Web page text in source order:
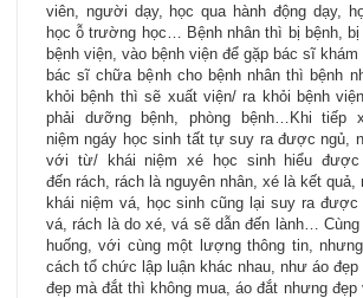
viên, người dạy, học qua hành động dạy,
học ỗ trường học… Bệnh nhân thì bị bệnh, bị
bệnh viện, vào bệnh viện để gặp bác sĩ khám
bác sĩ chữa bệnh cho bệnh nhân thì bệnh
khỏi bệnh thì sẽ xuất viện/ ra khỏi bệnh
phải dưỡng bệnh, phòng bệnh…Khi tiếp
niệm ngáy học sinh tất tự suy ra được ngủ,
với từ/ khái niệm xé học sinh hiểu
đến rách, rách là nguyên nhân, xé là kết
khái niệm vá, học sinh cũng lại suy ra
vá, rách là do xé, vá sẽ dẫn đến lành…
huống, với cùng một lượng thông tin,
cách tổ chức lập luận khác nhau, như áo đẹp
đẹp mà đắt thì không mua, áo đắt nhưng đẹp